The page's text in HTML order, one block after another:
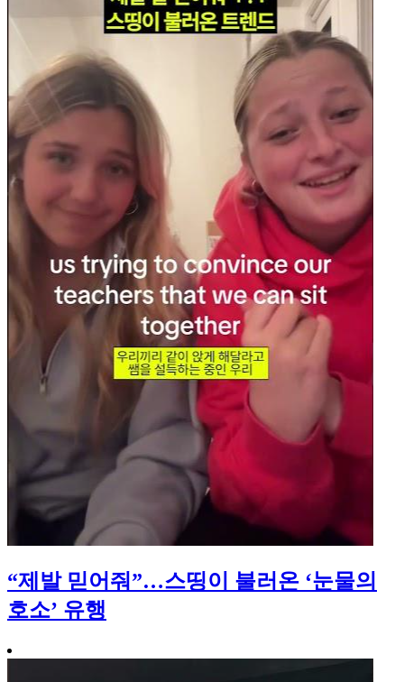
“제발 믿어줘”…스띵이 불러온 ‘눈물의
호소’ 유행